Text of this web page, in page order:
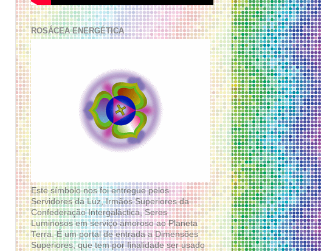
ROSÁCEA ENERGÉTICA
Este símbolo nos foi entregue pelos
Servidores da Luz, Irmãos Superiores da
Confederação Intergaláctica, Seres
Luminosos em serviço amoroso ao Planeta
Terra. É um portal de entrada a Dimensões
Superiores, que tem por finalidade ser usado